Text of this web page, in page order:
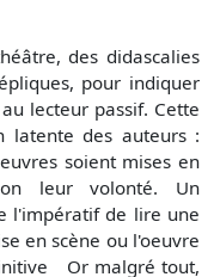
des didascalies
pour indiquer
lecteur passif. Cette
latente des auteurs :
soient mises en
leur volonté. Un
l'impératif de lire une
en scène ou l'oeuvre
Or malgré tout,